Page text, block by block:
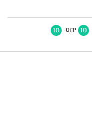
10 יחס 10